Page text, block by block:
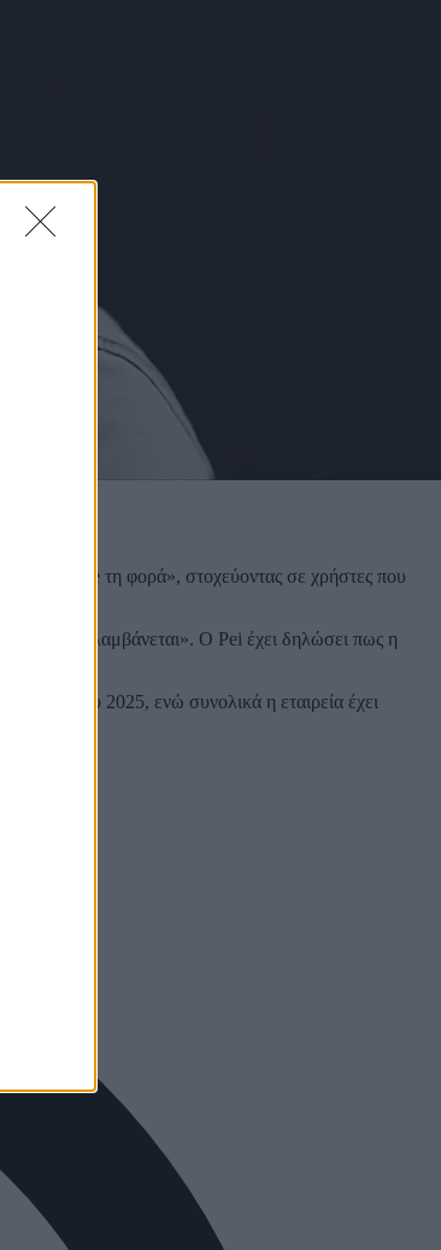
iPhone τη φορά», στοχεύοντας σε χρήστες που
που επαναλαμβάνεται». Ο Pei έχει δηλώσει πως η
του 2025, ενώ συνολικά η εταιρεία έχει